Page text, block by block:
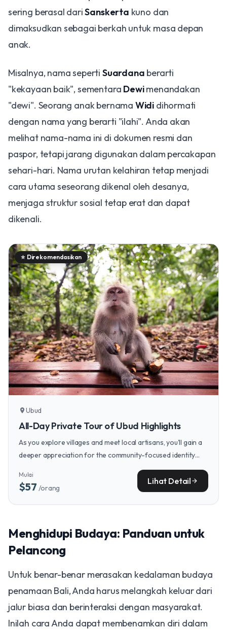
sering berasal dariSanskerta kuno dan
dimaksudkan sebagai berkah untuk masa depan
anak.
Misalnya, nama seperti Suardana berarti
"kekayaan baik", sementara Dewimenandakan
"dewi". Seorang anak bernama Widi dihormati
dengan nama yang berarti "ilahi". Anda akan
melihat nama-nama ini di dokumen resmi dan
paspor, tetapi jarang digunakan dalam percakapan
sehari-hari. Nama urutan kelahiran tetap menjadi
cara utama seseorang dikenal oleh desanya,
menjaga struktur sosial tetap erat dan dapat
dikenali.
⭐ Direkomendasikan
location_on Ubud
All-Day Private Tour of Ubud Highlights
As you explore villages and meet local artisans, you'll gain a
deeper appreciation for the community-focused identity
discussed here, seeing firsthand how tradition and daily life
intertwine.
Mulai
$57/orang
Lihat Detail arrow_forward
Menghidupi Budaya: Panduan untuk
Pelancong
Untuk benar-benar merasakan kedalaman budaya
penamaan Bali, Anda harus melangkah keluar dari
jalur biasa dan berinteraksi dengan masyarakat.
Inilah cara Anda dapat membenamkan diri dalam